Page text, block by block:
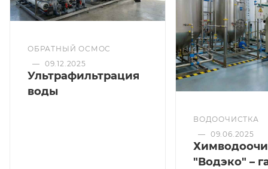
ОБРАТНЫЙ ОСМОС
— 09.12.2025
Ультрафильтрация
воды
ВОДООЧИСТКА
— 09.06.2025
"Водэко" –